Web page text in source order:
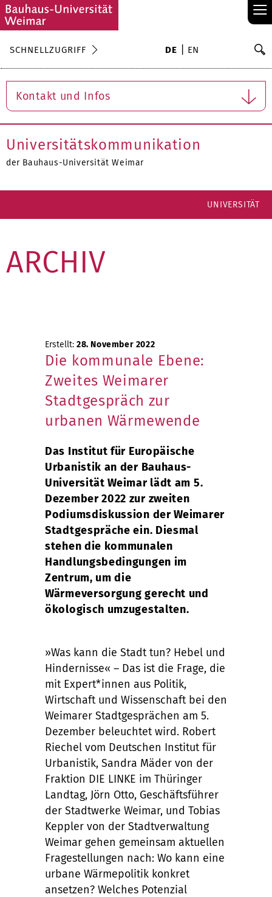
≡
SCHNELLZUGRIFF DE EN
Kontakt und Infos
Universitätskommunikation
der Bauhaus-Universität Weimar
UNIVERSITÄT
ARCHIV
Erstellt: 28. November 2022
Die kommunale Ebene:
Zweites Weimarer
Stadtgespräch zur
urbanen Wärmewende
Das Institut für Europäische
Urbanistik an der Bauhaus-
Universität Weimar lädt am 5.
Dezember 2022 zur zweiten
Podiumsdiskussion der Weimarer
Stadtgespräche ein. Diesmal
stehen die kommunalen
Handlungsbedingungen im
Zentrum, um die
Wärmeversorgung gerecht und
ökologisch umzugestalten.
»Was kann die Stadt tun? Hebel und
Hindernisse« – Das ist die Frage, die
mit Expert*innen aus Politik,
Wirtschaft und Wissenschaft bei den
Weimarer Stadtgesprächen am 5.
Dezember beleuchtet wird. Robert
Riechel vom Deutschen Institut für
Urbanistik, Sandra Mäder von der
Fraktion DIE LINKE im Thüringer
Landtag, Jörn Otto, Geschäftsführer
der Stadtwerke Weimar, und Tobias
Keppler von der Stadtverwaltung
Weimar gehen gemeinsam aktuellen
Fragestellungen nach: Wo kann eine
urbane Wärmepolitik konkret
ansetzen? Welches Potenzial